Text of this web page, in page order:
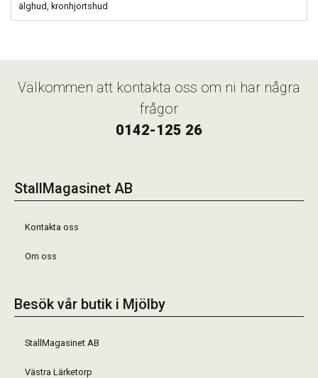
älghud, kronhjortshud
Välkommen att kontakta oss om ni har några
frågor
0142-125 26
StallMagasinet AB
Kontakta oss
Om oss
Besök vår butik i Mjölby
StallMagasinet AB
Västra Lärketorp